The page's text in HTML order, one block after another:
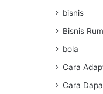
bisnis
Bisnis
bola
Cara
Cara